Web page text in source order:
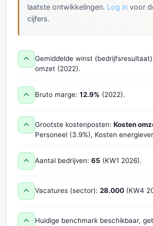
laatste ontwikkelingen. Log in voor
cijfers.
Gemiddelde winst
omzet (2022).
Bruto marge: 12.9% (2022).
Grootste kostenposten: Kosten
Personeel (3.9%), Kosten
Aantal bedrijven: 65 (KW1 2026).
Vacatures (sector): 28.000 (KW4
Huidige benchmark beschikbaar,